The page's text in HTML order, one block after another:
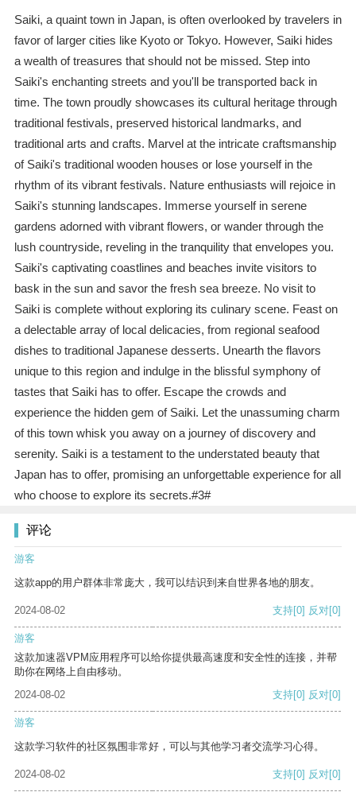
Saiki, a quaint town in Japan, is often overlooked by travelers in
favor of larger cities like Kyoto or Tokyo. However, Saiki hides
a wealth of treasures that should not be missed. Step into
Saiki's enchanting streets and you'll be transported back in
time. The town proudly showcases its cultural heritage through
traditional festivals, preserved historical landmarks, and
traditional arts and crafts. Marvel at the intricate craftsmanship
of Saiki's traditional wooden houses or lose yourself in the
rhythm of its vibrant festivals. Nature enthusiasts will rejoice in
Saiki's stunning landscapes. Immerse yourself in serene
gardens adorned with vibrant flowers, or wander through the
lush countryside, reveling in the tranquility that envelopes you.
Saiki's captivating coastlines and beaches invite visitors to
bask in the sun and savor the fresh sea breeze. No visit to
Saiki is complete without exploring its culinary scene. Feast on
a delectable array of local delicacies, from regional seafood
dishes to traditional Japanese desserts. Unearth the flavors
unique to this region and indulge in the blissful symphony of
tastes that Saiki has to offer. Escape the crowds and
experience the hidden gem of Saiki. Let the unassuming charm
of this town whisk you away on a journey of discovery and
serenity. Saiki is a testament to the understated beauty that
Japan has to offer, promising an unforgettable experience for all
who choose to explore its secrets.#3#
评论
游客
这款app的用户群体非常庞大，我可以结识到来自世界各地的朋友。
2024-08-02 支持[0] 反对[0]
游客
这款加速器VPM应用程序可以给你提供最高速度和安全性的连接，并帮
助你在网络上自由移动。
2024-08-02
支持[0] 反对[0]
游客
这款学习软件的社区氛围非常好，可以与其他学习者交流学习心得。
2024-08-02 支持[0] 反对[0]